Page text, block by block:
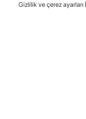
Gizlilik ve çerez ayarları